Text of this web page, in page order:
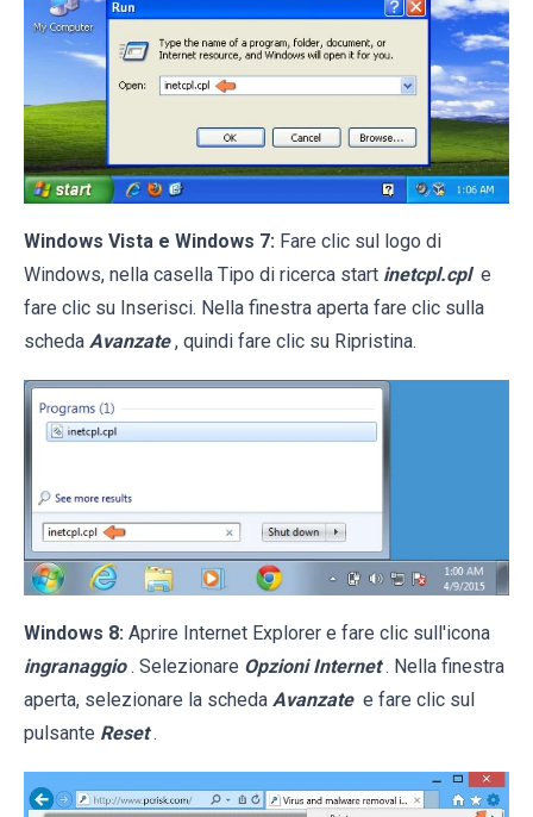
Windows Vista e Windows 7: Fare clic sul logo di
Windows, nella casella Tipo di ricerca start inetcpl.cpl e
fare clic su Inserisci. Nella finestra aperta fare clic sulla
scheda Avanzate , quindi fare clic su Ripristina.
Windows 8: Aprire Internet Explorer e fare clic sull'icona
ingranaggio . Selezionare Opzioni Internet . Nella finestra
aperta, selezionare la scheda Avanzate e fare clic sul
pulsante Reset .